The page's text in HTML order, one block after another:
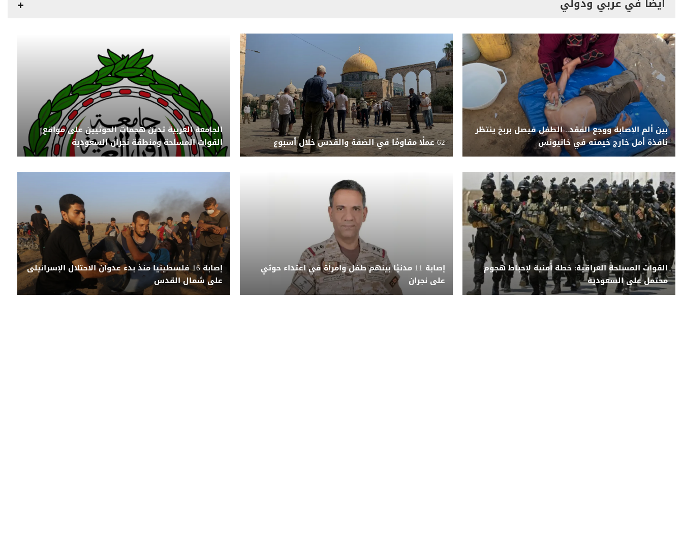
بين ألم الإصابة ووجع الفقد.. الطفل فيصل بربخ ينتظر
نافذة أمل خارج خيمته في خانيونس
62 عملًا مقاومًا في الضفة والقدس خلال أسبوع
الجامعة العربية تدين هجمات الحوثيين على مواقع
القوات المسلحة ومنطقة نجران السعودية
القوات المسلحة العراقية: خطة أمنية لإحباط هجوم
محتمل على السعودية
إصابة 11 مدنيًا بينهم طفل وامرأة في اعتداء حوثي
على نجران
إصابة 16 فلسطينيا منذ بدء عدوان الاحتلال الإسرائيلى
على شمال القدس